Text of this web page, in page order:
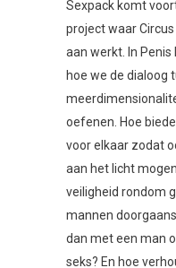
Sexpack komt
project waar
aan werkt. In
hoe we de dialoog
oefenen. Hoe
voor elkaar zodat
aan het licht
veiligheid rondom
mannen
dan met een man
seks? En hoe